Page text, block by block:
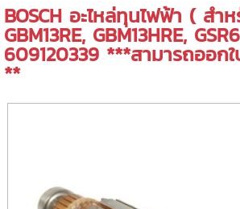
BOSCH อะไหล่ทุนไฟฟ้า ( สำ
GBM13RE, GBM13HRE,
609120339 ***สามารถออก
**